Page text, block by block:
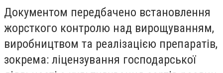
Документом передбачено встановлення
жорсткого контролю над вирощуванням,
виробництвом та реалізацією препаратів,
зокрема: ліцензування господарської